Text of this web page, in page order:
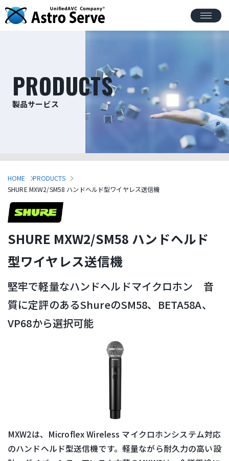
PRODUCTS
製品サービス
HOME
PRODUCTS
SHURE MXW2/SM58 ハンドヘルド型ワイヤレス送信機
SHURE MXW2/SM58 ハンドヘルド
型ワイヤレス送信機
堅牢で軽量なハンドヘルドマイクロホン 音
質に定評のあるShureのSM58、BETA58A、
VP68から選択可能
MXW2は、Microflex Wireless マイクロホンシステム対応
のハンドヘルド型送信機です。軽量ながら耐久力の高い設